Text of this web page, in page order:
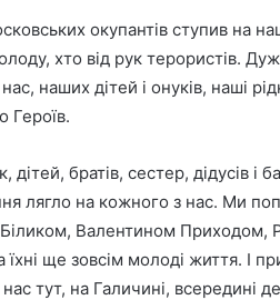
окупантів ступив на
хто від рук терористів.
наших дітей і онуків, наші
Героїв.
братів, сестер, дідусів і
лягло на кожного з нас. Ми
Валентином Приходом,
ще зовсім молоді життя. І
тут, на Галичині, всередині